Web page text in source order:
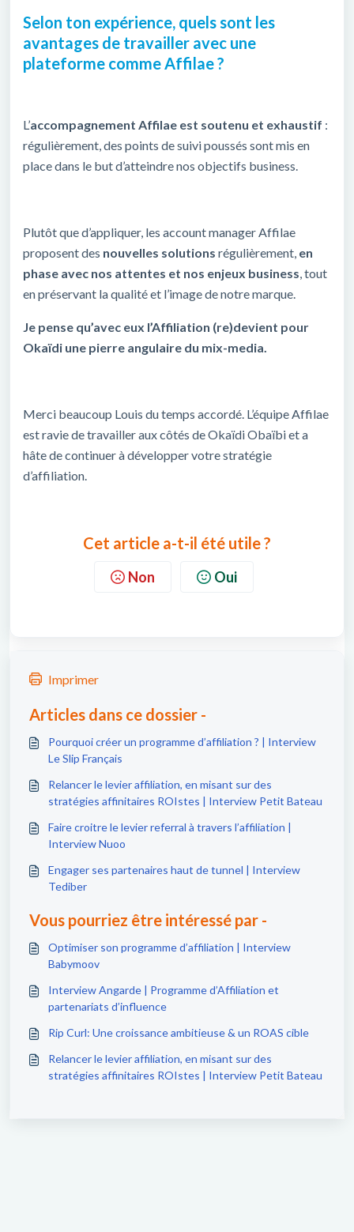
Selon ton expérience, quels sont les
avantages de travailler avec une
plateforme comme Affilae ?
L’accompagnement Affilae est soutenu et exhaustif :
régulièrement, des points de suivi poussés sont mis en
place dans le but d’atteindre nos objectifs business.
Plutôt que d’appliquer, les account manager Affilae
proposent des nouvelles solutions régulièrement, en
phase avec nos attentes et nos enjeux business, tout
en préservant la qualité et l’image de notre marque.
Je pense qu’avec eux l’Affiliation (re)devient pour
Okaïdi une pierre angulaire du mix-media.
Merci beaucoup Louis du temps accordé. L’équipe Affilae
est ravie de travailler aux côtés de Okaïdi Obaïbi et a
hâte de continuer à développer votre stratégie
d’affiliation.
Cet article a-t-il été utile ?
Non Oui
Imprimer
Articles dans ce dossier -
Pourquoi créer un programme d’affiliation ? | Interview
Le Slip Français
Relancer le levier affiliation, en misant sur des
stratégies affinitaires ROIstes | Interview Petit Bateau
Faire croitre le levier referral à travers l’affiliation |
Interview Nuoo
Engager ses partenaires haut de tunnel | Interview
Tediber
Vous pourriez être intéressé par -
Optimiser son programme d’affiliation | Interview
Babymoov
Interview Angarde | Programme d’Affiliation et
partenariats d’influence
Rip Curl: Une croissance ambitieuse & un ROAS cible
Relancer le levier affiliation, en misant sur des
stratégies affinitaires ROIstes | Interview Petit Bateau